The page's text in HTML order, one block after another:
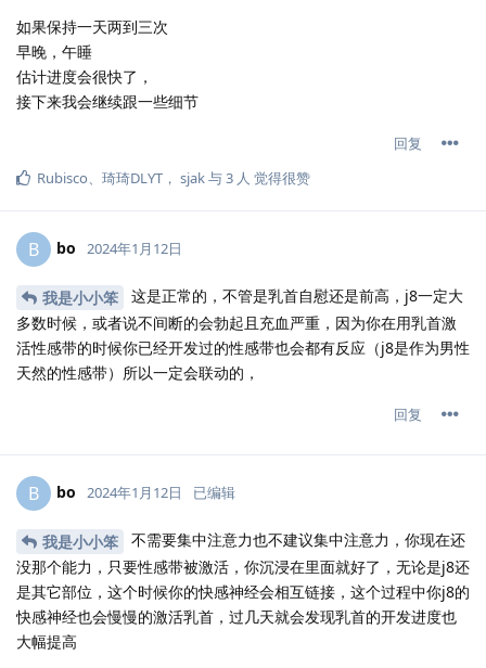
如果保持一天两到三次
早晚，午睡
估计进度会很快了，
接下来我会继续跟一些细节
回复
Rubisco、 琦琦DLYT ， sjak与3 人 觉得很赞
B bo 2024年1月12日
我是小小笨
这是正常的，不管是乳首自慰还是前高，j8一定大
多数时候，或者说不间断的会勃起且充血严重，因为你在用乳首激
活性感带的时候你已经开发过的性感带也会都有反应（j8是作为男性
天然的性感带）所以一定会联动的，
回复
B bo 2024年1月12日 已编辑
我是小小笨
不需要集中注意力也不建议集中注意力，你现在还
没那个能力，只要性感带被激活，你沉浸在里面就好了，无论是j8还
是其它部位，这个时候你的快感神经会相互链接，这个过程中你j8的
快感神经也会慢慢的激活乳首，过几天就会发现乳首的开发进度也
大幅提高